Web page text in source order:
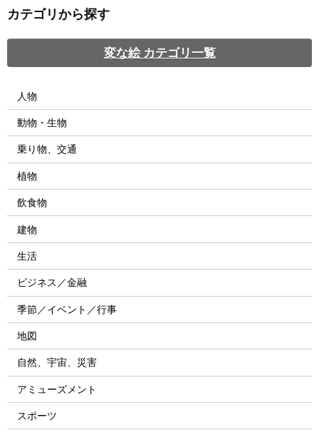
カテゴリから探す
変な絵 カテゴリ一覧
人物
動物・生物
乗り物、交通
植物
飲食物
建物
生活
ビジネス／金融
季節／イベント／行事
地図
自然、宇宙、災害
アミューズメント
スポーツ